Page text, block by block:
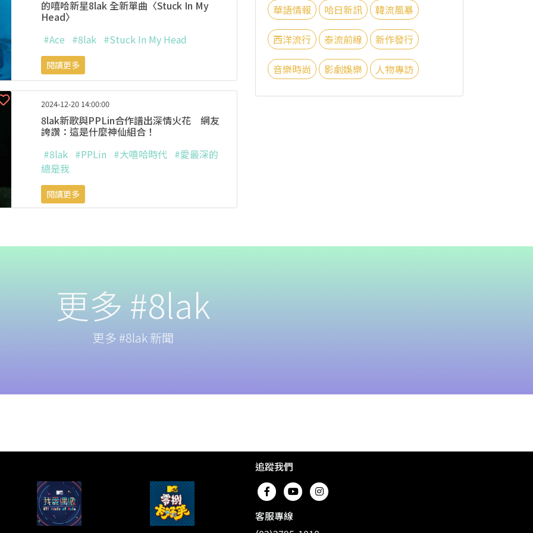
華語情報 哈日新訊 韓流風暴
西洋流行 泰流前線 新作發行
音樂時尚 影劇娛樂 人物專訪
的嘻哈新星8lak 全新單曲〈Stuck In My
Head〉
#Ace #8lak #Stuck In My Head
閱讀更多
2024-12-20 14:00:00
8lak新歌與PPLin合作譜出深情火花 網友
誇讚：這是什麼神仙組合！
#8lak #PPLin #大嘻哈時代 #愛最深的
總是我
閱讀更多
更多 #8lak
更多 #8lak 新聞
追蹤我們
客服專線